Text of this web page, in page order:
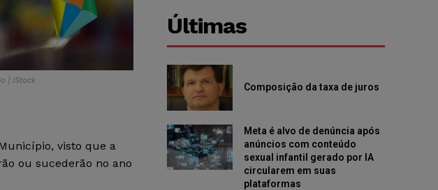
| iStock
visto que a
ou sucederão no ano
Últimas
Composição da taxa de juros
Meta é alvo de denúncia após
anúncios com conteúdo
sexual infantil gerado por IA
circularem em suas
plataformas